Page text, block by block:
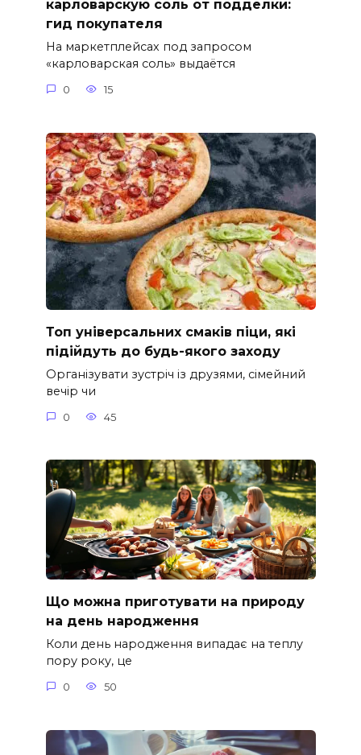
карловарскую соль от подделки:
гид покупателя
На маркетплейсах под запросом
«карловарская соль» выдаётся
0 15
Топ універсальних смаків піци, які
підійдуть до будь-якого заходу
Організувати зустріч із друзями, сімейний
вечір чи
0 45
Що можна приготувати на природу
на день народження
Коли день народження випадає на теплу
пору року, це
0 50